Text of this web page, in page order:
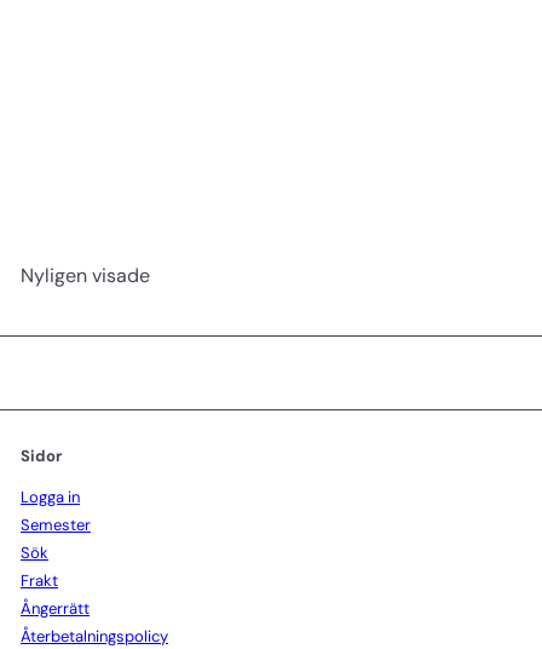
Nyligen visade
Sidor
Logga in
Semester
Sök
Frakt
Ångerrätt
Återbetalningspolicy